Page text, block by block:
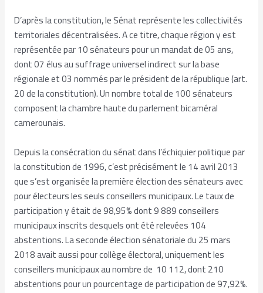
D’après la constitution, le Sénat représente les collectivités
territoriales décentralisées. A ce titre, chaque région y est
représentée par 10 sénateurs pour un mandat de 05 ans,
dont 07 élus au suffrage universel indirect sur la base
régionale et 03 nommés par le président de la république (art.
20 de la constitution). Un nombre total de 100 sénateurs
composent la chambre haute du parlement bicaméral
camerounais.
Depuis la consécration du sénat dans l’échiquier politique par
la constitution de 1996, c’est précisément le 14 avril 2013
que s’est organisée la première élection des sénateurs avec
pour électeurs les seuls conseillers municipaux. Le taux de
participation y était de 98,95% dont 9 889 conseillers
municipaux inscrits desquels ont été relevées 104
abstentions. La seconde élection sénatoriale du 25 mars
2018 avait aussi pour collège électoral, uniquement les
conseillers municipaux au nombre de 10 112, dont 210
abstentions pour un pourcentage de participation de 97,92%.